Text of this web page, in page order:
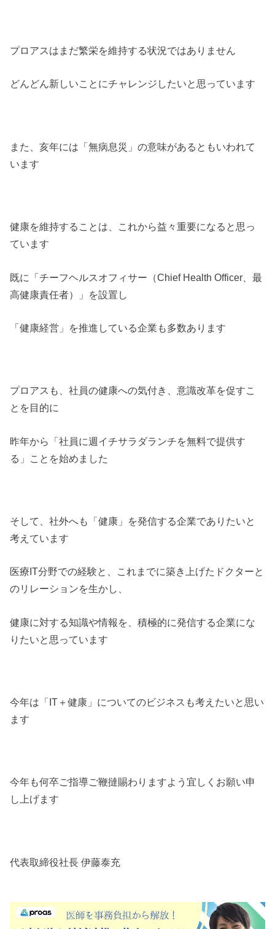
プロアスはまだ繁栄を維持する状況ではありません
どんどん新しいことにチャレンジしたいと思っています
また、亥年には「無病息災」の意味があるともいわれて
います
健康を維持することは、これから益々重要になると思っ
ています
既に「チーフヘルスオフィサー（Chief Health Officer、最
高健康責任者）」を設置し
「健康経営」を推進している企業も多数あります
プロアスも、社員の健康への気付き、意識改革を促すこ
とを目的に
昨年から「社員に週イチサラダランチを無料で提供す
る」ことを始めました
そして、社外へも「健康」を発信する企業でありたいと
考えています
医療IT分野での経験と、これまでに築き上げたドクターと
のリレーションを生かし、
健康に対する知識や情報を、積極的に発信する企業にな
りたいと思っています
今年は「IT＋健康」についてのビジネスも考えたいと思い
ます
今年も何卒ご指導ご鞭撻賜わりますよう宜しくお願い申
し上げます
代表取締役社長 伊藤泰充